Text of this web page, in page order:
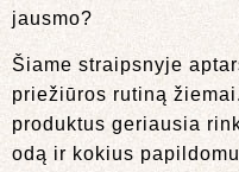
jausmo?
Šiame straipsnyje
priežiūros rutiną
produktus geriausia
odą ir kokius